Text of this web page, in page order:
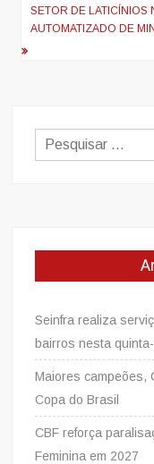
SETOR DE LATICÍNIOS
AUTOMATIZADO DE
Seinfra realiza
bairros nesta
Maiores campeões,
Copa do Brasil
CBF reforça
Feminina em 2027